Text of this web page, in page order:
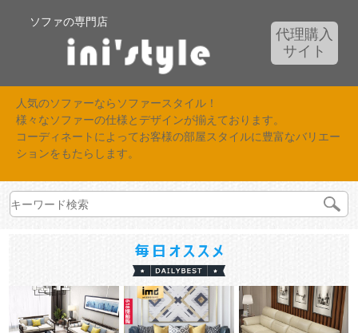
ソファの専門店
代理購入
サイト
人気のソファーならソファースタイル！
様々なソファーの仕様とデザインが揃えております。
コーディネートによってお客様の部屋スタイルに豊富なバリエー
ションをもたらします。